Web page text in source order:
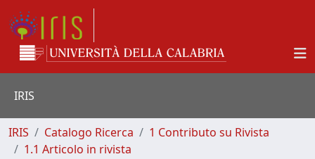
IRIS
IRIS Catalogo Ricerca
1 Contributo su Rivista
1.1 Articolo in rivista